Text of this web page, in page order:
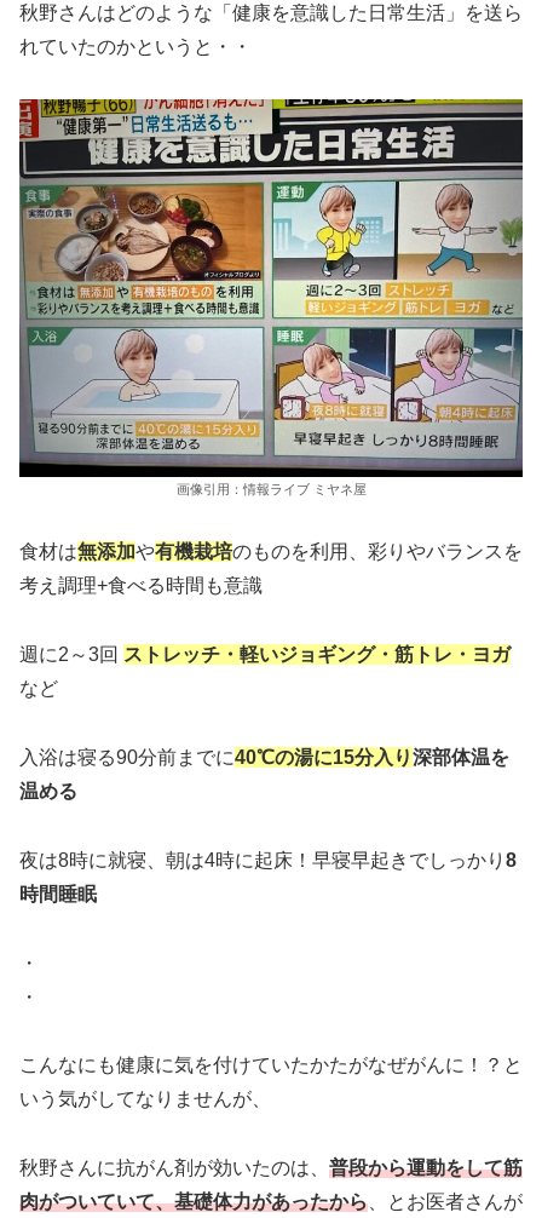
秋野さんはどのような「健康を意識した日常生活」を送ら
れていたのかというと・・
画像引用：情報ライブ ミヤネ屋
食材は無添加や有機栽培のものを利用、彩りやバランスを
考え調理+食べる時間も意識
週に2～3回 ストレッチ・軽いジョギング・筋トレ・ヨガ
など
入浴は寝る90分前までに40℃の湯に15分入り深部体温を
温める
夜は8時に就寝、朝は4時に起床！早寝早起きでしっかり 8
時間睡眠
・
・
こんなにも健康に気を付けていたかたがなぜがんに！？と
いう気がしてなりませんが、
秋野さんに抗がん剤が効いたのは、 普段から運動をして筋
肉がついていて、基礎体力があったから 、とお医者さんが